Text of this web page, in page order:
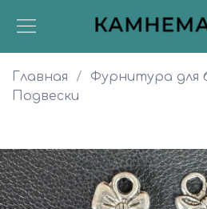
Главная
Фурнитура для
Подвески